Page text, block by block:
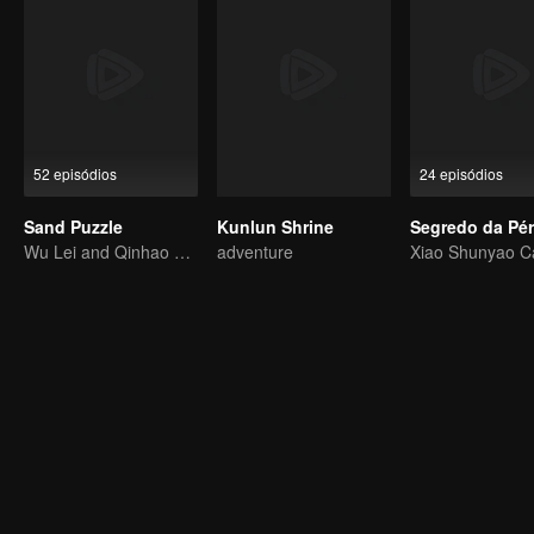
52 episódios
Sand Puzzle
Wu Lei and Qinhao opens their adventure tour.
Kunlun Shrine
adventure
24 episódios